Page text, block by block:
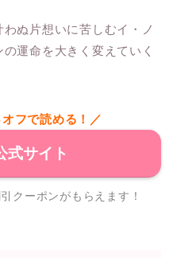
ぬ片想いに苦しむイ・ノ
運命を大きく変えていく
フで読める！／
サイト
クーポンがもらえます！